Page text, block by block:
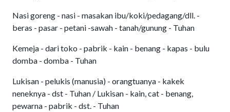
Nasi goreng - nasi - masakan ibu/koki/pedagang/dll. -
beras - pasar - petani -sawah - tanah/gunung - Tuhan
Kemeja - dari toko - pabrik - kain - benang - kapas - bulu
domba - domba - Tuhan
Lukisan - pelukis (manusia) - orangtuanya - kakek
neneknya - dst - Tuhan / Lukisan - kain, cat - benang,
pewarna - pabrik - dst. - Tuhan